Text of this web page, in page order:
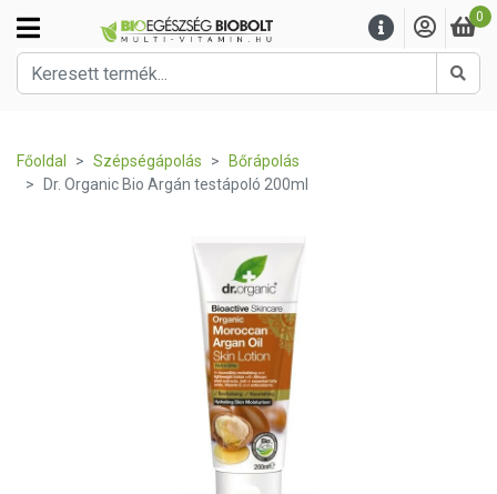
0
Főoldal Szépségápolás
Bőrápolás
Dr. Organic Bio Argán testápoló 200ml